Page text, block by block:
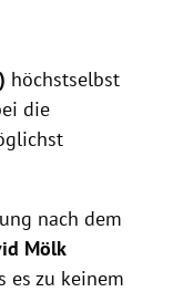
höchstselbst
die
nach dem
Mölk
es zu keinem